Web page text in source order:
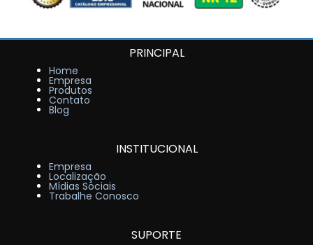
PRINCIPAL
Home
Empresa
Produtos
Contato
Blog
INSTITUCIONAL
Empresa
Localização
Mídias Sociais
Trabalhe Conosco
SUPORTE